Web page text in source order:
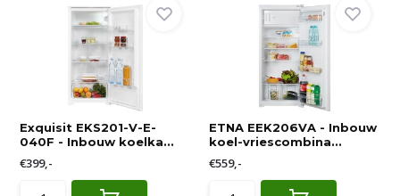
Exquisit EKS201-V-E-
040F - Inbouw koelka...
€399,-
ETNA EEK206VA - Inbouw
koel-vriescombina...
€559,-